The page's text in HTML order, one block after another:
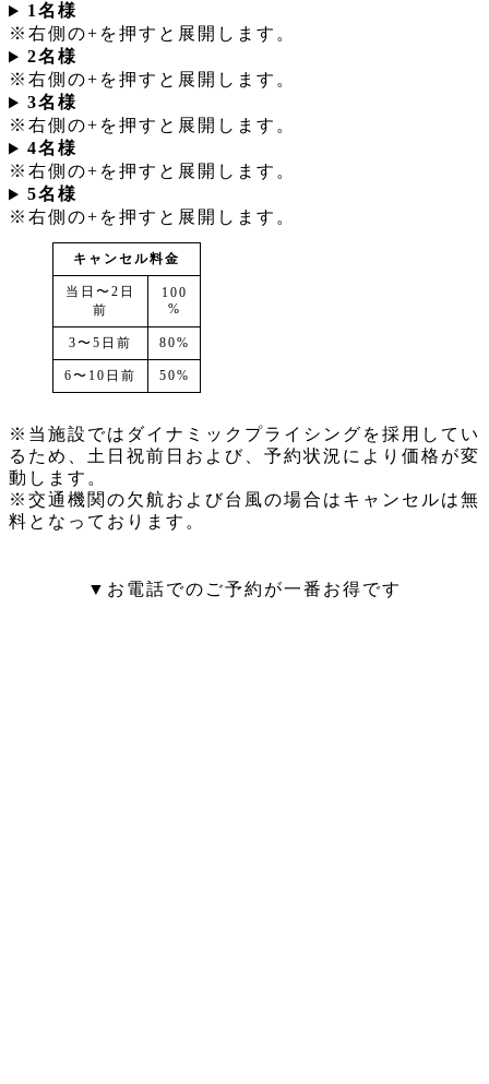
1名様
※右側の+を押すと展開します。
2名様
※右側の+を押すと展開します。
3名様
※右側の+を押すと展開します。
4名様
※右側の+を押すと展開します。
5名様
※右側の+を押すと展開します。
キャンセル料金
当日〜2日
前
100
%
3〜5日前 80%
6〜10日前 50%
※当施設ではダイナミックプライシングを採用してい
るため、土日祝前日および、予約状況により価格が変
動します。
※交通機関の欠航および台風の場合はキャンセルは無
料となっております。
▼お電話でのご予約が一番お得です